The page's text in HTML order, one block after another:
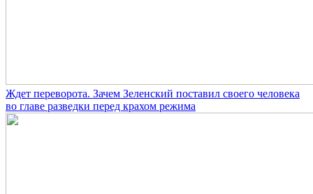
Ждет переворота. Зачем Зеленский поставил своего человека
во главе разведки перед крахом режима